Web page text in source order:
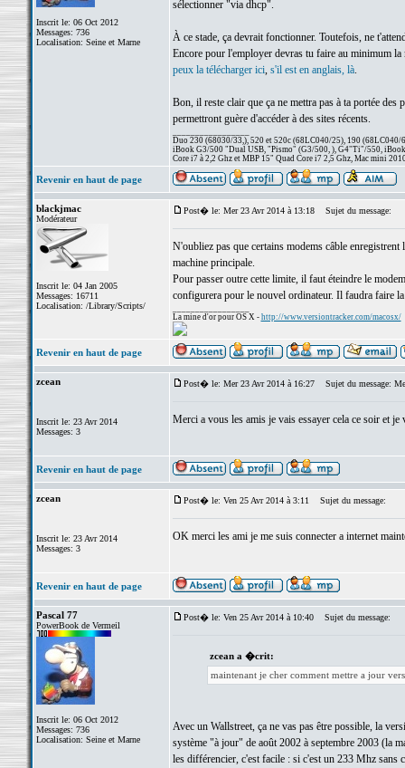
Inscrit le: 06 Oct 2012
Messages: 736
Localisation: Seine et Marne
sélectionner "via dhcp".
À ce stade, ça devrait fonctionner. Toutefois, ne
Encore pour l'employer devras tu faire au minimum
peux la télécharger ici, s'il est en anglais, là.
Bon, il reste clair que ça ne mettra pas à ta portée
permettront guère d'accéder à des sites récents.
Duo 230 (68030/33,), 520 et 520c (68LC040/25), 190 (68LC040/
iBook G3/500 "Dual USB, "Pismo" (G3/500, ), G4"Ti"/550,
Core i7 à 2,2 Ghz et MBP 15" Quad Core i7 2,5 Ghz, Mac mini
Revenir en haut de page
blackjmac
Modérateur
Inscrit le: 04 Jan 2005
Messages: 16711
Localisation: /Library/Scripts/
Post� le: Mer 23 Avr 2014 à 13:18 Sujet du message:
N'oubliez pas que certains modems câble
machine principale.
Pour passer outre cette limite, il faut éteindre le
configurera pour le nouvel ordinateur. Il faudra faire
La mine d'or pour OS X - http://www.versiontracker.com/macosx/
Revenir en haut de page
zcean
Inscrit le: 23 Avr 2014
Messages: 3
Post� le: Mer 23 Avr 2014 à 16:27 Sujet du message:
Merci a vous les amis je vais essayer cela ce soir et
Revenir en haut de page
zcean
Inscrit le: 23 Avr 2014
Messages: 3
Post� le: Ven 25 Avr 2014 à 3:11 Sujet du message:
OK merci les ami je me suis connecter a internet
Revenir en haut de page
Pascal 77
PowerBook de Vermeil
Inscrit le: 06 Oct 2012
Messages: 736
Localisation: Seine et Marne
Post� le: Ven 25 Avr 2014 à 10:40 Sujet du message:
zcean a �crit:
maintenant je cher comment mettre a jour
Avec un Wallstreet, ça ne vas pas être possible, la
système "à jour" de août 2002 à septembre 2003 (la
les différencier, c'est facile : si c'est un 233 Mhz